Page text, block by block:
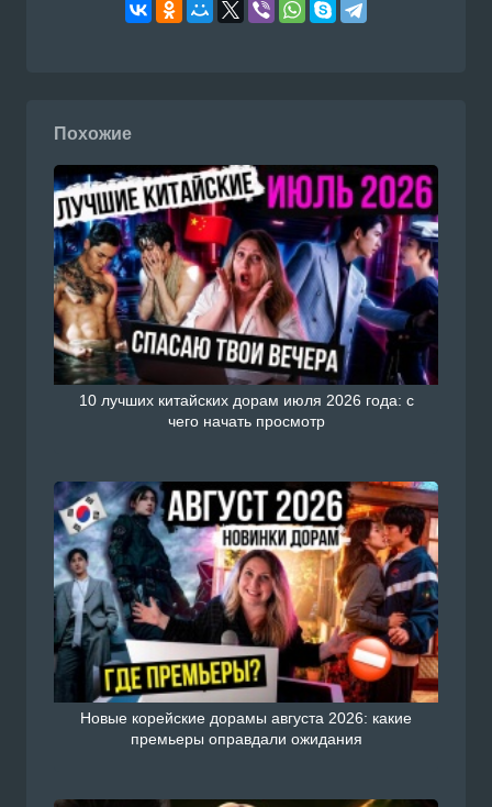
Похожие
10 лучших китайских дорам июля 2026 года: с
чего начать просмотр
Новые корейские дорамы августа 2026: какие
премьеры оправдали ожидания